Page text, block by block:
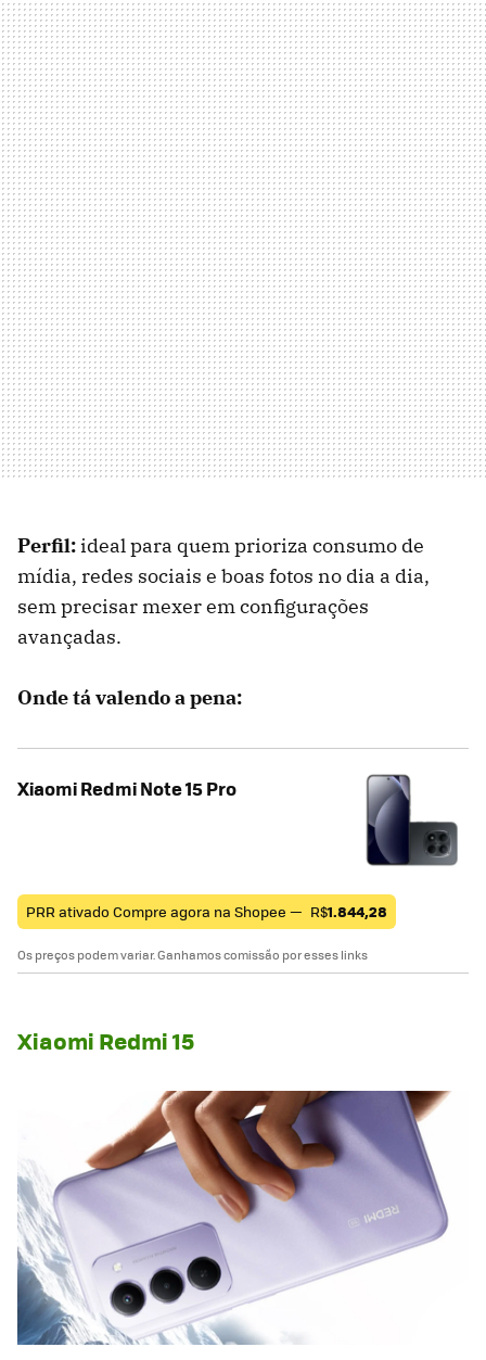
Perfil: ideal para quem prioriza consumo de
mídia, redes sociais e boas fotos no dia a dia,
sem precisar mexer em configurações
avançadas.
Onde tá valendo a pena:
Xiaomi Redmi Note 15 Pro
PRR ativado Compre agora na Shopee — R$1.844,28
Os preços podem variar. Ganhamos comissão por esses links
Xiaomi Redmi 15